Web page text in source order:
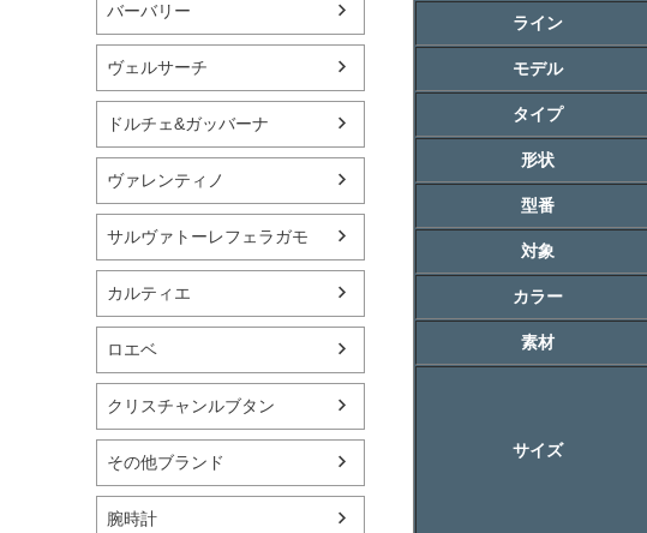
バーバリー
ヴェルサーチ
ドルチェ&ガッバーナ
ヴァレンティノ
サルヴァトーレフェラガモ
カルティエ
ロエベ
クリスチャンルブタン
その他ブランド
腕時計
ライン
モデル
タイプ
形状
型番
対象
カラー
素材
サイズ